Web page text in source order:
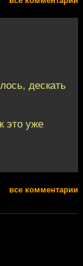
дескать
это уже
все комментарии